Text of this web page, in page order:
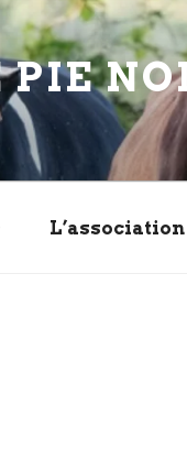
PIE
L’association